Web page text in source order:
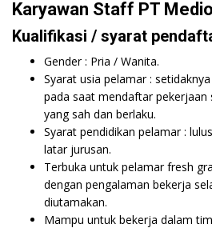
Karyawan Staff PT
Kualifikasi / syarat
Gender : Pria / Wanita.
Syarat usia pelamar :
pada saat mendaftar pekerjaan
yang sah dan berlaku.
Syarat pendidikan pelamar :
latar jurusan.
Terbuka untuk pelamar fresh
dengan pengalaman bekerja
diutamakan.
Mampu untuk bekerja dalam